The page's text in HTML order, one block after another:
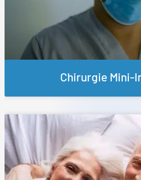
Chirurgie Mini-